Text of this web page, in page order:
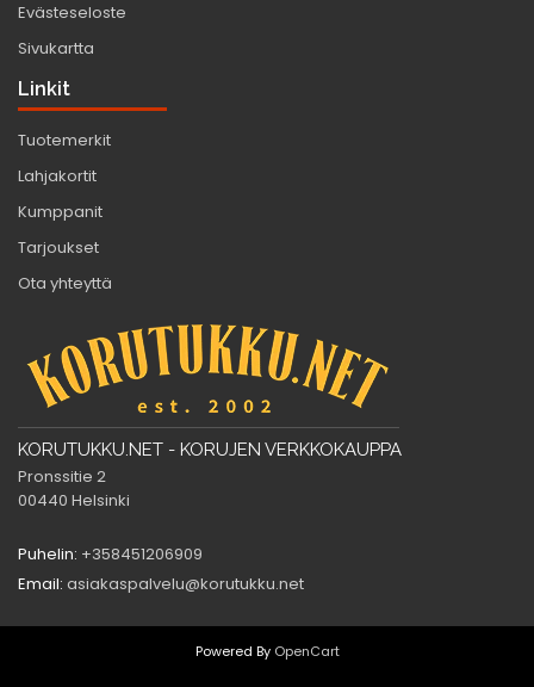
Evästeseloste
Sivukartta
Linkit
Tuotemerkit
Lahjakortit
Kumppanit
Tarjoukset
Ota yhteyttä
KORUTUKKU.NET - KORUJEN VERKKOKAUPPA
Pronssitie 2
00440 Helsinki
Puhelin: +358451206909
Email: asiakaspalvelu@korutukku.net
Powered By OpenCart